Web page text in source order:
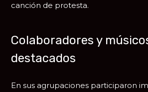
canción de protesta.
Colaboradores y
destacados
En sus agrupaciones participaron